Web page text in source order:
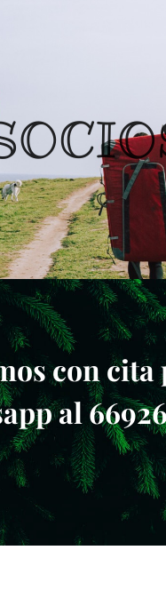
con cita